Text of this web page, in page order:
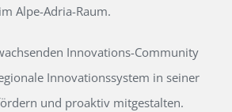
im Alpe-Adria-Raum.
Innovations-Community
Innovationssystem in seiner
und proaktiv mitgestalten.